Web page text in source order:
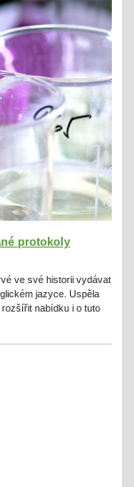
protokoly
ve své historii vydávat
jazyce. Uspěla
nabídku i o tuto